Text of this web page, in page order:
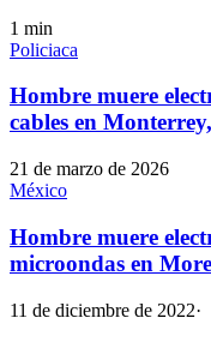
1 min
Policiaca
Hombre muere
cables en
21 de marzo de 2026
México
Hombre muere
microondas en
11 de diciembre de 2022·